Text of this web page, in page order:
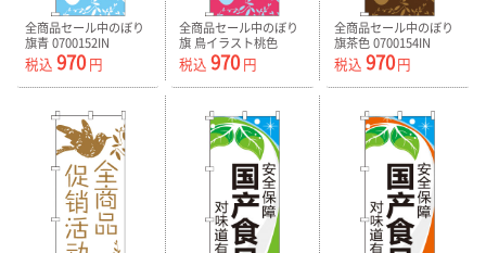
全商品セール中のぼり
旗青 0700152IN
税込 970 円
全商品セール中のぼり
旗 鳥イラスト桃色
0700153IN
税込 970円
全商品セール中のぼり
旗茶色 0700154IN
税込 970円